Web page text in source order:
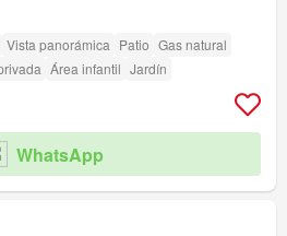
Vista panorámica Patio Gas natural
Área infantil Jardín
WhatsApp